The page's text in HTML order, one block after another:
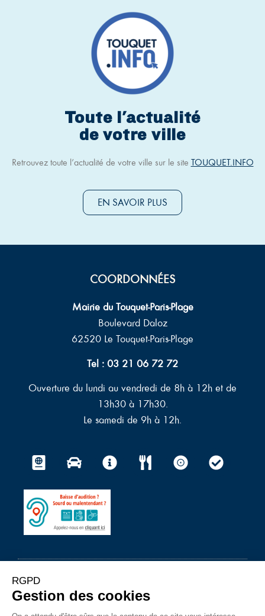
Toute l'actualité
de votre ville
Retrouvez toute l’actualité de votre ville sur le site TOUQUET.INFO
EN SAVOIR PLUS
COORDONNÉES
Mairie du Touquet-Paris-Plage
Boulevard Daloz
62520 Le Touquet-Paris-Plage
Tel : 03 21 06 72 72
Ouverture du lundi au vendredi de 8h à 12h et de
13h30 à 17h30.
Le samedi de 9h à 12h.
© 2023 – Ville du Touquet-
caractère personnel